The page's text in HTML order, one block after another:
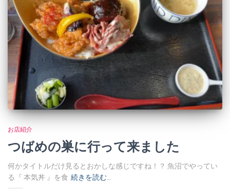
お店紹介
つばめの巣に行って来ました
何かタイトルだけ見るとおかしな感じですね！？ 魚沼でやってい
る『 本気丼 』を食 続きを読む…